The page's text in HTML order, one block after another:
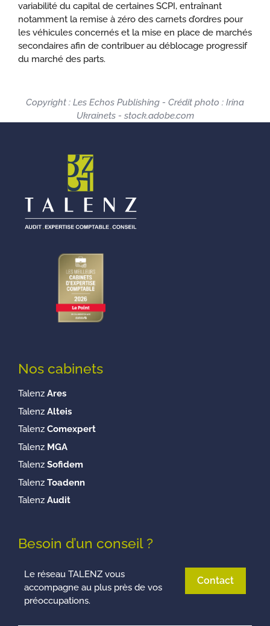
variabilité du capital de certaines SCPI, entraînant
notamment la remise à zéro des carnets d’ordres pour
les véhicules concernés et la mise en place de marchés
secondaires afin de contribuer au déblocage progressif
du marché des parts.
Copyright : Les Echos Publishing - Crédit photo : Irina
Ukrainets - stock.adobe.com
Nos cabinets
Talenz Ares
Talenz Alteis
Talenz Comexpert
Talenz MGA
Talenz Sofidem
Talenz Toadenn
Talenz Audit
Besoin d’un conseil ?
Le réseau TALENZ vous
accompagne au plus près de vos
préoccupations.
Contact